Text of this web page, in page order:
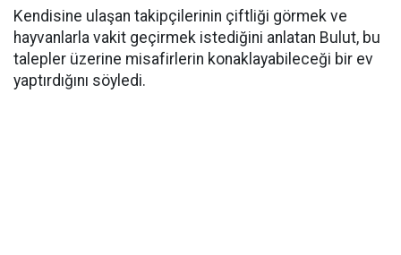
Kendisine ulaşan takipçilerinin çiftliği görmek ve
hayvanlarla vakit geçirmek istediğini anlatan Bulut, bu
talepler üzerine misafirlerin konaklayabileceği bir ev
yaptırdığını söyledi.